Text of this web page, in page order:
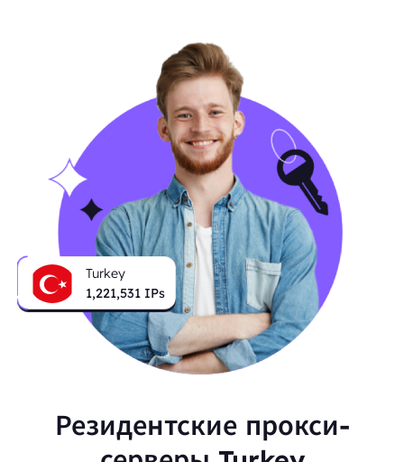
Turkey
1,221,531 IPs
Резидентские прокси-